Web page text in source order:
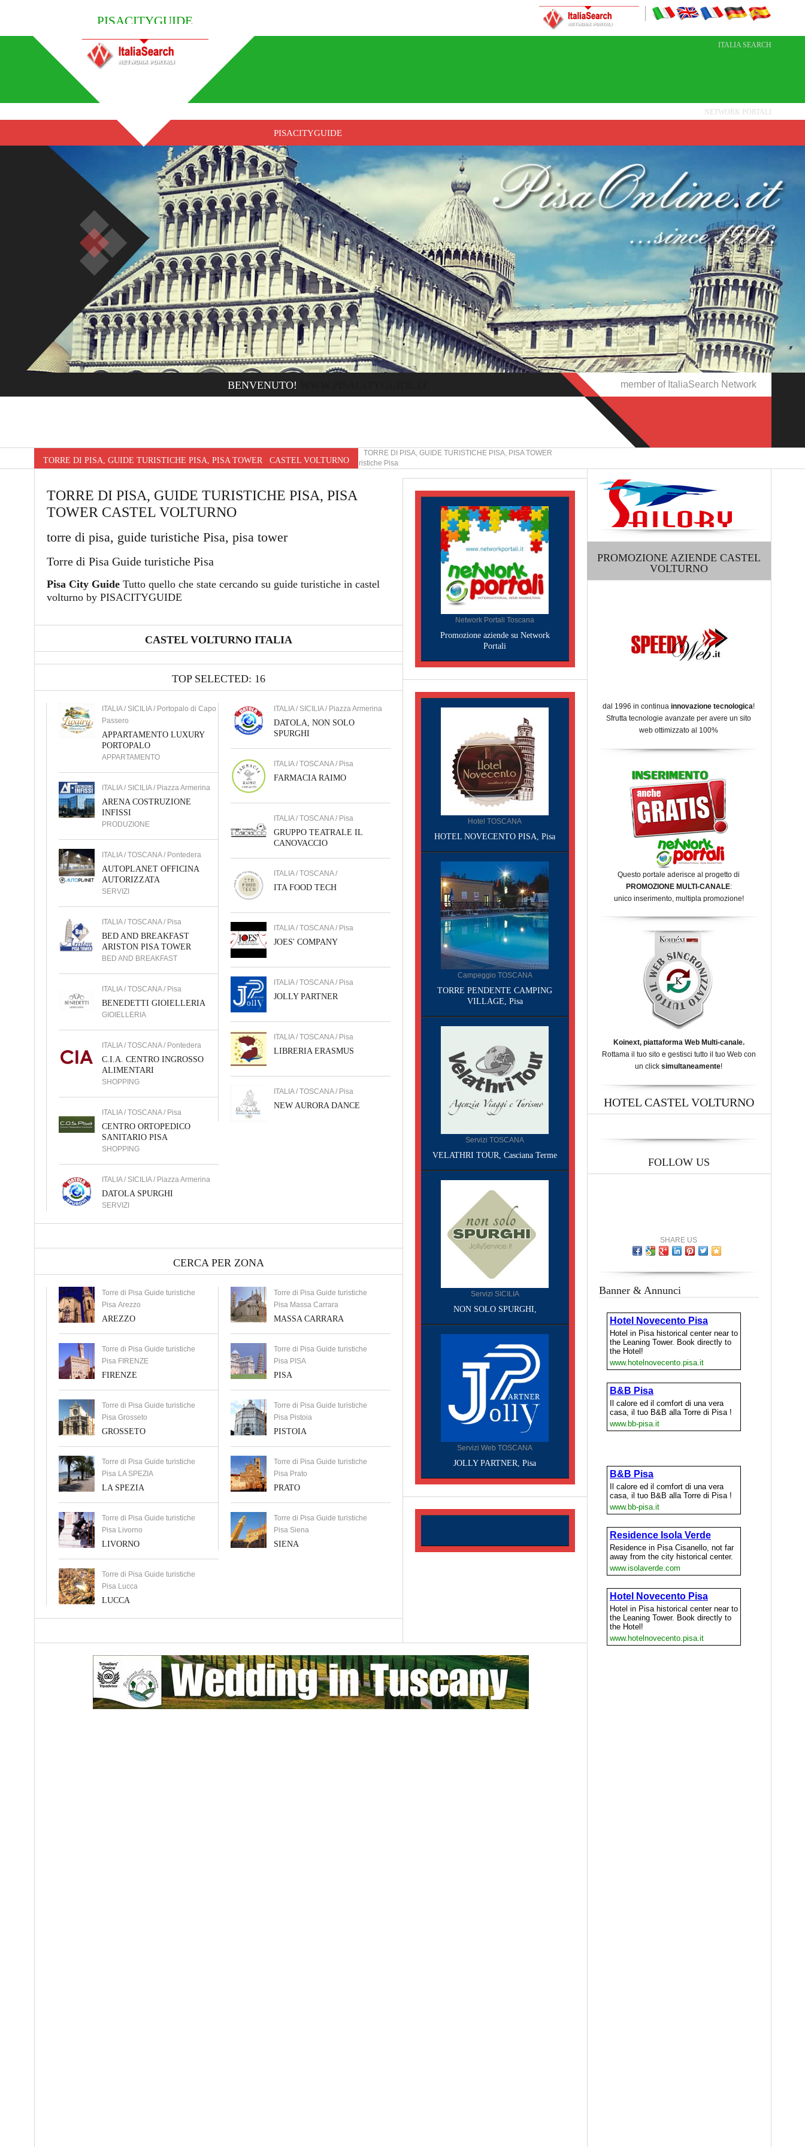
PISACITYGUIDE
ITALIA SEARCH
NETWORK PORTALI
PISACITYGUIDE
BENVENUTO! member of ItaliaSearch Network
TORRE DI PISA, GUIDE TURISTICHE PISA, PISA TOWER CASTEL VOLTURNO
CASTEL VOLTURNO TORRE DI PISA, GUIDE TURISTICHE PISA, PISA TOWER
Torre di Pisa Guide turistiche Pisa
TORRE DI PISA, GUIDE TURISTICHE PISA, PISA
TOWER CASTEL VOLTURNO
torre di pisa, guide turistiche Pisa, pisa tower
Torre di Pisa Guide turistiche Pisa
Pisa City GuideTutto quello che state cercando su guide turistiche in castel
volturno by PISACITYGUIDE
CASTEL VOLTURNO ITALIA
TOP SELECTED: 16
ITALIA / SICILIA / Portopalo di Capo
Passero
APPARTAMENTO LUXURY
PORTOPALO
APPARTAMENTO
ITALIA / SICILIA / Piazza Armerina
ARENA COSTRUZIONE
INFISSI
PRODUZIONE
ITALIA / TOSCANA / Pontedera
AUTOPLANET OFFICINA
AUTORIZZATA
SERVIZI
ITALIA / TOSCANA / Pisa
BED AND BREAKFAST
ARISTON PISA TOWER
BED AND BREAKFAST
ITALIA / TOSCANA / Pisa
BENEDETTI GIOIELLERIA
GIOIELLERIA
ITALIA / TOSCANA / Pontedera
C.I.A. CENTRO INGROSSO
ALIMENTARI
SHOPPING
ITALIA / TOSCANA / Pisa
CENTRO ORTOPEDICO
SANITARIO PISA
SHOPPING
ITALIA / SICILIA / Piazza Armerina
DATOLA SPURGHI
SERVIZI
ITALIA / SICILIA / Piazza Armerina
DATOLA, NON SOLO
SPURGHI
ITALIA / TOSCANA / Pisa
FARMACIA RAIMO
ITALIA / TOSCANA / Pisa
GRUPPO TEATRALE IL
CANOVACCIO
ITALIA / TOSCANA /
ITA FOOD TECH
ITALIA / TOSCANA / Pisa
JOES' COMPANY
ITALIA / TOSCANA / Pisa
JOLLY PARTNER
ITALIA / TOSCANA / Pisa
LIBRERIA ERASMUS
ITALIA / TOSCANA / Pisa
NEW AURORA DANCE
CERCA PER ZONA
Torre di Pisa Guide turistiche
Pisa Arezzo
AREZZO
Torre di Pisa Guide turistiche
Pisa FIRENZE
FIRENZE
Torre di Pisa Guide turistiche
Pisa Grosseto
GROSSETO
Torre di Pisa Guide turistiche
Pisa LA SPEZIA
LA SPEZIA
Torre di Pisa Guide turistiche
Pisa Livorno
LIVORNO
Torre di Pisa Guide turistiche
Pisa Lucca
LUCCA
Torre di Pisa Guide turistiche
Pisa Massa Carrara
MASSA CARRARA
Torre di Pisa Guide turistiche
Pisa PISA
PISA
Torre di Pisa Guide turistiche
Pisa Pistoia
PISTOIA
Torre di Pisa Guide turistiche
Pisa Prato
PRATO
Torre di Pisa Guide turistiche
Pisa Siena
SIENA
Network Portali Toscana
Promozione aziende su Network
Portali
Hotel TOSCANA
HOTEL NOVECENTO PISA, Pisa
Campeggio TOSCANA
TORRE PENDENTE CAMPING
VILLAGE, Pisa
Servizi TOSCANA
VELATHRI TOUR, Casciana Terme
Servizi SICILIA
NON SOLO SPURGHI,
Servizi Web TOSCANA
JOLLY PARTNER, Pisa
PROMOZIONE AZIENDE CASTEL
VOLTURNO
dal 1996 in continua innovazione tecnologica!
Sfrutta tecnologie avanzate per avere un sito
web ottimizzato al 100%
Questo portale aderisce al progetto di
PROMOZIONE MULTI-CANALE:
unico inserimento, multipla promozione!
Koinext, piattaforma Web Multi-canale.
Rottama il tuo sito e gestisci tutto il tuo Web con
un click simultaneamente!
HOTEL CASTEL VOLTURNO
FOLLOW US
SHARE US
Banner & Annunci